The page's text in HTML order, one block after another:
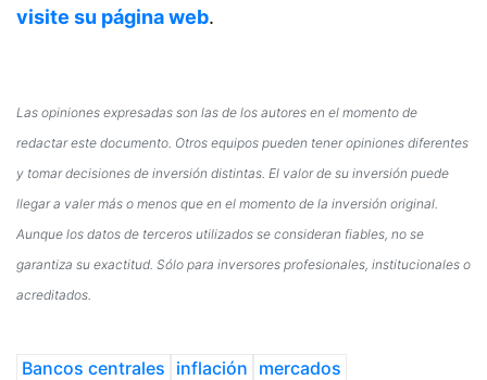
visite su página web.
Las opiniones expresadas son las de los autores en el momento de
redactar este documento. Otros equipos pueden tener opiniones diferentes
y tomar decisiones de inversión distintas. El valor de su inversión puede
llegar a valer más o menos que en el momento de la inversión original.
Aunque los datos de terceros utilizados se consideran fiables, no se
garantiza su exactitud. Sólo para inversores profesionales, institucionales o
acreditados.
Bancos centrales inflación mercados